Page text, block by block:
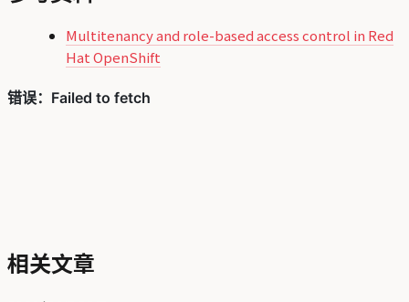
Multitenancy and role-based access control in Red
Hat OpenShift
相关文章